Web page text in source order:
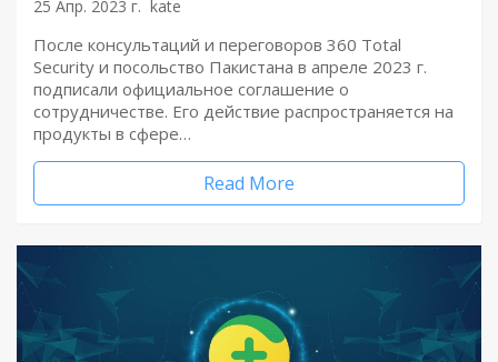
25 Апр. 2023 г. kate
После консультаций и переговоров 360 Total
Security и посольство Пакистана в апреле 2023 г.
подписали официальное соглашение о
сотрудничестве. Его действие распространяется на
продукты в сфере…
Read More